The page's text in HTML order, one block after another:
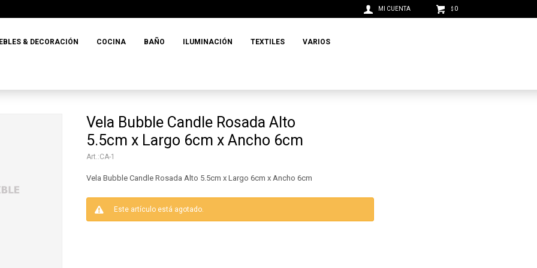
& DECORACIÓN COCINA BAÑO ILUMINACIÓN TEXTILES VARIOS
$ 0
Vela Bubble Candle Rosada Alto
5.5cm x Largo 6cm x Ancho 6cm
CA-1
Vela Bubble Candle Rosada Alto 5.5cm x Largo 6cm x Ancho 6cm
Este artículo está agotado.